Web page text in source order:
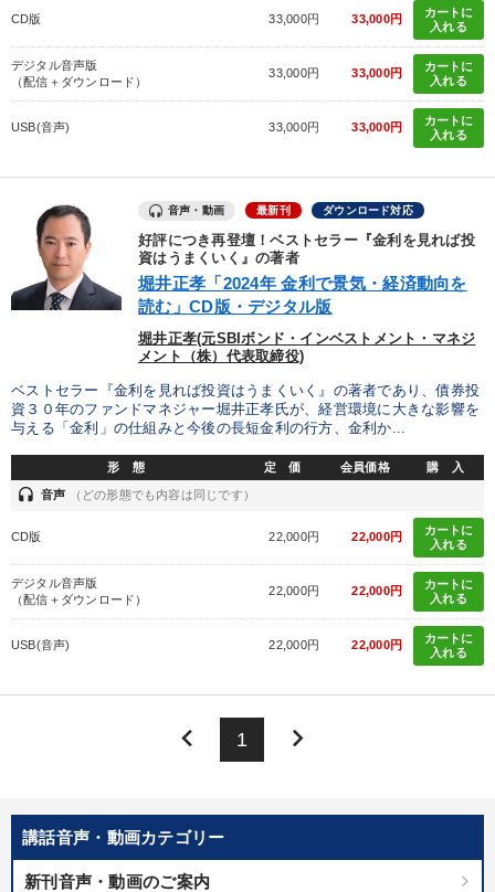
講話音声・動画カテゴリー
新刊音声・動画のご案内
CD版 33,000円 33,000円
カートに
入れる
デジタル音声版
（配信＋ダウンロード）
33,000円 33,000円
カートに
入れる
USB(音声) 33,000円 33,000円
カートに
入れる
音声・動画 最新刊 ダウンロード対応
好評につき再登壇！ベストセラー『金利を見れば投
資はうまくいく』の著者
堀井正孝「2024年 金利で景気・経済動向を
読む」CD版・デジタル版
堀井正孝(元SBIボンド・インベストメント・マネジ
メント（株）代表取締役)
ベストセラー『金利を見れば投資はうまくいく』の著者であり、債券投
資３０年のファンドマネジャー堀井正孝氏が、経営環境に大きな影響を
与える「金利」の仕組みと今後の長短金利の行方、金利か...
形 態 定 価 会員価格 購 入
headset 音声 （どの形態でも内容は同じです）
CD版 22,000円 22,000円
カートに
入れる
デジタル音声版
（配信＋ダウンロード）
22,000円 22,000円
カートに
入れる
USB(音声) 22,000円 22,000円
カートに
入れる
keyboard_arrow_left 1 keyboard_arrow_right